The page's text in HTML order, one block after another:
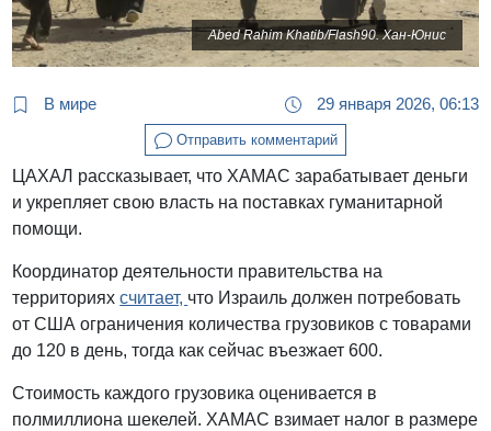
Abed Rahim Khatib/Flash90. Хан-Юнис
В мире 29 января 2026, 06:13
Отправить комментарий
ЦАХАЛ рассказывает, что ХАМАС зарабатывает деньги
и укрепляет свою власть на поставках гуманитарной
помощи.
Координатор деятельности правительства на
территорияхсчитает, что Израиль должен потребовать
от США ограничения количества грузовиков с товарами
до 120 в день, тогда как сейчас въезжает 600.
Стоимость каждого грузовика оценивается в
полмиллиона шекелей. ХАМАС взимает налог в размере